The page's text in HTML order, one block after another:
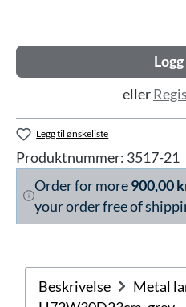
eller
Legg til ønskeliste
Produktnummer: 3517-21
Order for more900,00
your order free of
Beskrivelse
Metal